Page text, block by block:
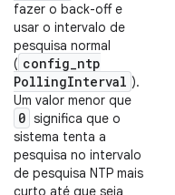
fazer o back-off e
usar o intervalo de
pesquisa normal
( config_ntp
PollingInterval ).
Um valor menor que
0 significa que o
sistema tenta a
pesquisa no intervalo
de pesquisa NTP mais
curto até que seja